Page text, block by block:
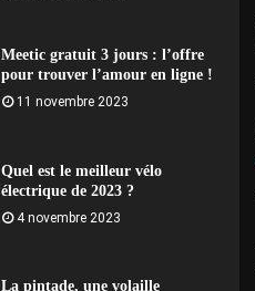
Meetic gratuit 3 jours : l’offre
pour trouver l’amour en ligne !
11 novembre 2023
Quel est le meilleur vélo
électrique de 2023 ?
4 novembre 2023
La pintade, une volaille